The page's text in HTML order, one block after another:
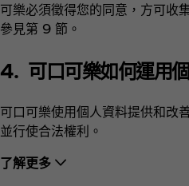
可樂必須徵得您的同意，方可收
參見第 9 節。
4. 可口可樂如何運用
可口可樂使用個人資料提供和改
並行使合法權利。
了解更多